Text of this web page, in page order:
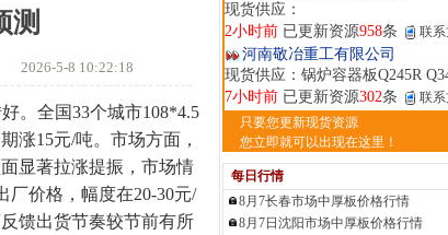
测
5-8 10:22:18
。全国33个城市108*4.5
涨15元/吨。市场方面，
显著拉涨提振，市场情
厂价格，幅度在20-30元/
馈出货节奏较节前有所
现货供应：
2小时前已更新资源958条 联
河南敬冶重工有限公司
现货供应：锅炉容器板Q245R
7小时前已更新资源302条 联
天津亿宇金属材料有限公司（
现货供应：天津钢管|国产合金管
裂..
7小时前已更新资源
舞钢市恒沃钢铁贸易有限公司
现货供应：耐磨板| 优碳板|低合
只要您更新现货资源
您立即就可以出现在这里！
每日行情
8月7长春市场中厚板价格行情
8月7日沈阳市场中厚板价格行情